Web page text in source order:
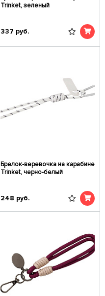
Trinket, зеленый
337 руб.
Брелок-веревочка на карабине
Trinket, черно-белый
248 руб.